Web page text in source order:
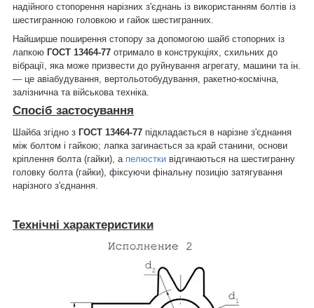
надійного стопорення нарізних з'єднань із використанням болтів із
шестигранною головкою и гайок шестигранних.
Найширше поширення стопору за допомогою шайб стопорних із
лапкою ГОСТ 13464-77 отримало в конструкціях, схильних до
вібрації, яка може призвести до руйнування агрегату, машини та ін.
― це авіабудування, вертольотобудування, ракетно-космічна,
залізнична та військова техніка.
Спосіб застосування
Шайба згідно з ГОСТ 13464-77 підкладається в нарізне з'єднання
між болтом і гайкою; лапка загинається за край станини, основи
кріплення болта (гайки), а пелюстки відгинаються на шестигранну
головку болта (гайки), фіксуючи фінальну позицію затягування
нарізного з'єднання.
Технічні характеристики